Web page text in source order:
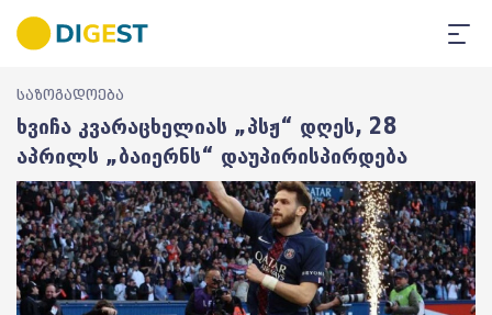
საზოგადოება
ხვიჩა კვარაცხელიას „პსჟ“ დღეს, 28
აპრილს „ბაიერნს“ დაუპირისპირდება